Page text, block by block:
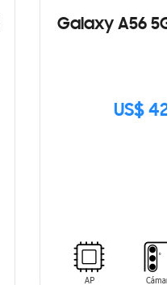
Galaxy A56
US$